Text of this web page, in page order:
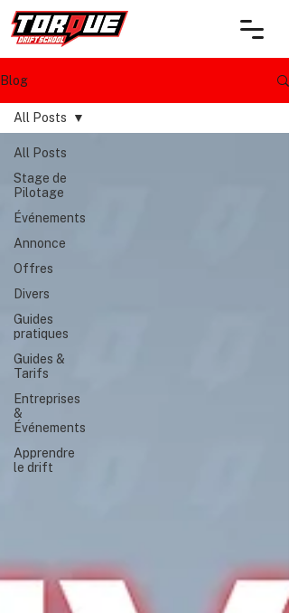
Blog
All Posts
Stage de
Pilotage
Événements
Annonce
Offres
Divers
Guides
pratiques
Guides &
Tarifs
Entreprises
&
Événements
Apprendre
le drift
All Posts